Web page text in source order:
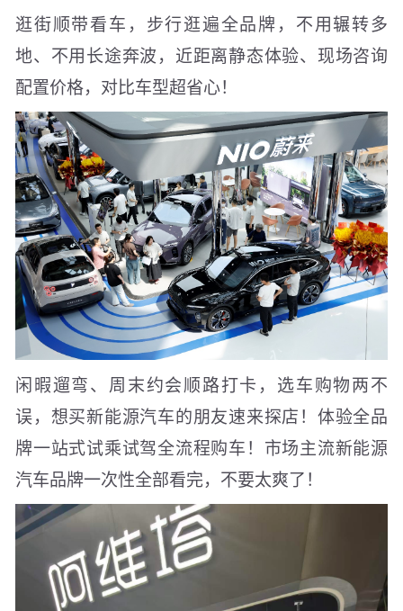
逛街顺带看车，步行逛遍全品牌，不用辗转多
地、不用长途奔波，近距离静态体验、现场咨询
配置价格，对比车型超省心！
闲暇遛弯、周末约会顺路打卡，选车购物两不
误，想买新能源汽车的朋友速来探店！体验全品
牌一站式试乘试驾全流程购车！市场主流新能源
汽车品牌一次性全部看完，不要太爽了！